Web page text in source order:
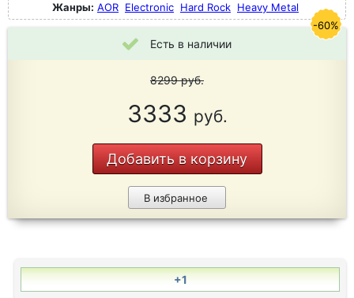
Жанры: AOR Electronic Hard Rock Heavy Metal
Есть в наличии
8299руб.
3333 руб.
Добавить в корзину
В избранное
-60%
+1